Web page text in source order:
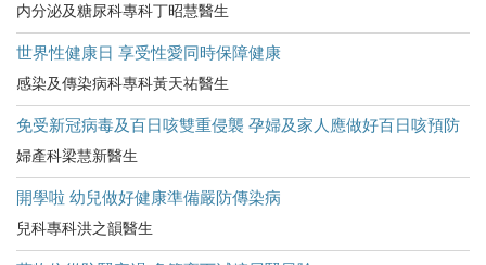
内分泌及糖尿科專科丁昭慧醫生
世界性健康日 享受性愛同時保障健康
感染及傳染病科專科黃天祐醫生
免受新冠病毒及百日咳雙重侵襲 孕婦及家人應做好百日咳預防
婦產科梁慧新醫生
開學啦 幼兒做好健康準備嚴防傳染病
兒科專科洪之韻醫生